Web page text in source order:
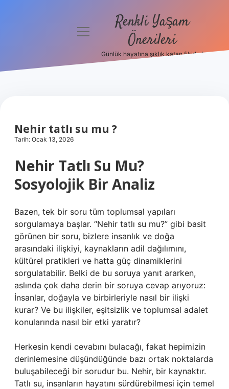
menüyü
Renkli Yaşam
Önerileri
Günlük hayatına şıklık katan fikirler!
Nehir tatlı su mu ?
Tarih: Ocak 13, 2026
Nehir Tatlı Su Mu?
Sosyolojik Bir Analiz
Bazen, tek bir soru tüm toplumsal yapıları
sorgulamaya başlar. “Nehir tatlı su mu?” gibi basit
görünen bir soru, bizlere insanlık ve doğa
arasındaki ilişkiyi, kaynakların adil dağılımını,
kültürel pratikleri ve hatta güç dinamiklerini
sorgulatabilir. Belki de bu soruya yanıt ararken,
aslında çok daha derin bir soruya cevap arıyoruz:
İnsanlar, doğayla ve birbirleriyle nasıl bir ilişki
kurar? Ve bu ilişkiler, eşitsizlik ve toplumsal adalet
konularında nasıl bir etki yaratır?
Herkesin kendi cevabını bulacağı, fakat hepimizin
derinlemesine düşündüğünde bazı ortak noktalarda
buluşabileceği bir sorudur bu. Nehir, bir kaynaktır.
Tatlı su, insanların hayatını sürdürebilmesi için temel